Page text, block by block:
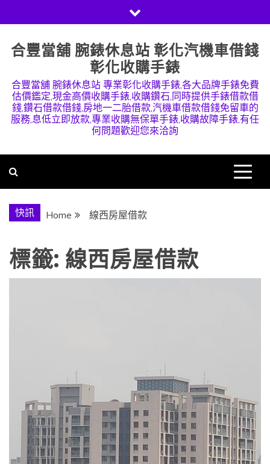
to
content
合豐當舖 腕錶休息站 彰化汽機車借錢
彰化收購手錶
合豐當舖 腕錶休息站 專業彰化收購手錶,各大品牌手錶免費
估價鑑定,現金高價收購手錶,收購鑽石,同時提供手錶借款借
錢,鑽石借款借錢,房地一二胎借款,汽機車借款借錢免留車的
服務,息低立即放款,專業收購無保單手錶,收購故障手錶,有任
何問題歡迎您來洽詢
快訊 Home 線西房屋借款
標籤: 線西房屋借款